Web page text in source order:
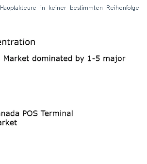
Hauptakteure in keiner bestimmten Reihenfolge